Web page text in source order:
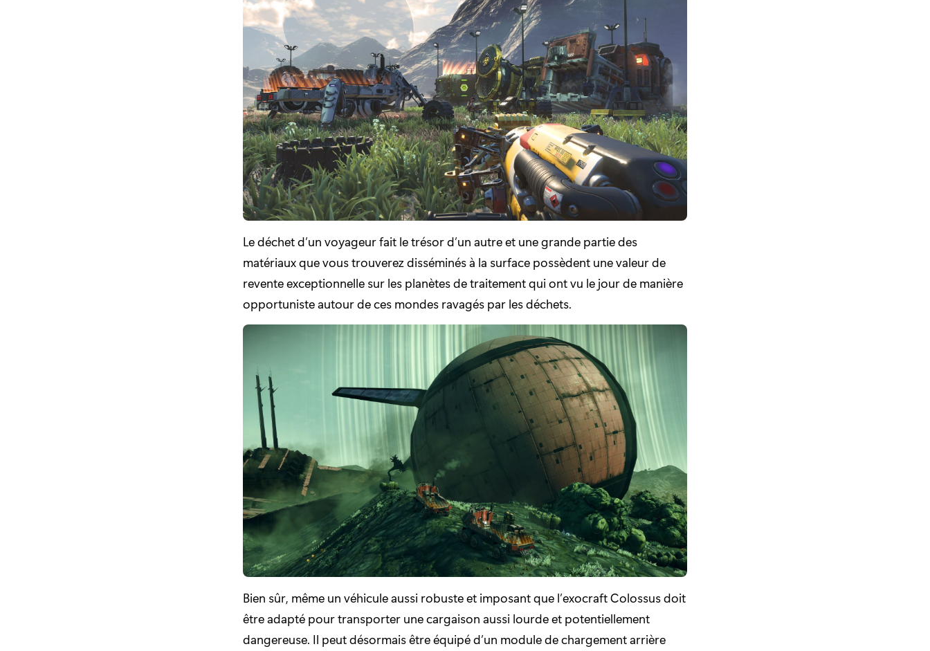
Le déchet d’un voyageur fait le trésor d’un autre et une grande partie des
matériaux que vous trouverez disséminés à la surface possèdent une valeur de
revente exceptionnelle sur les planètes de traitement qui ont vu le jour de manière
opportuniste autour de ces mondes ravagés par les déchets.
Bien sûr, même un véhicule aussi robuste et imposant que l’exocraft Colossus doit
être adapté pour transporter une cargaison aussi lourde et potentiellement
dangereuse. Il peut désormais être équipé d’un module de chargement arrière